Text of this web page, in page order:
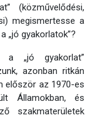
(közművelődési,
megismertesse a
„jó gyakorlatok”?
a „jó gyakorlat”
azonban ritkán
először az 1970-es
Államokban, és
szakmaterületek